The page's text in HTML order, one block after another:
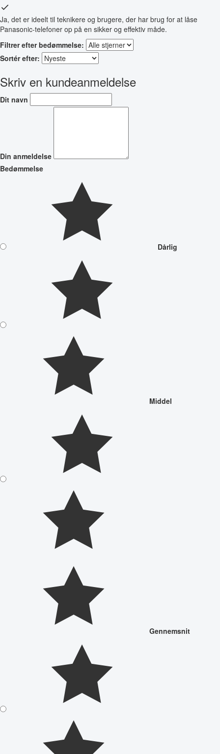
Ja, det er ideelt til teknikere og brugere, der har brug for at låse
Panasonic-telefoner op på en sikker og effektiv måde.
Filtrer efter bedømmelse:
Sortér efter:
Skriv en kundeanmeldelse
Dit navn
Din anmeldelse
Bedømmelse
Dårlig
Middel
Gennemsnit